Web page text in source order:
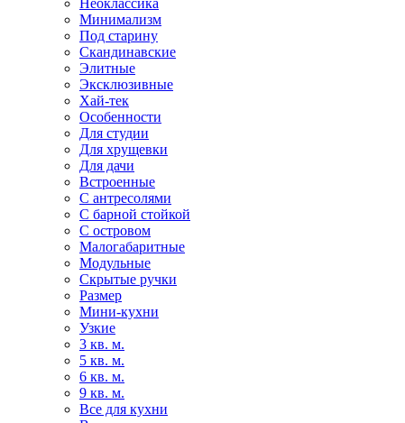
Минимализм
Под старину
Скандинавские
Элитные
Эксклюзивные
Хай-тек
Особенности
Для студии
Для хрущевки
Для дачи
Встроенные
С антресолями
С барной стойкой
С островом
Малогабаритные
Модульные
Скрытые ручки
Размер
Мини-кухни
Узкие
3 кв. м.
5 кв. м.
6 кв. м.
9 кв. м.
Все для кухни